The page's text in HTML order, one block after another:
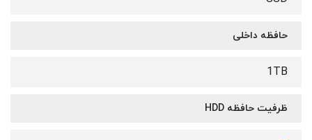
حافظه داخلی
1TB
ظرفیت حافظه HDD